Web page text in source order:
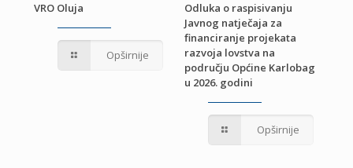
VRO Oluja
Opširnije
Odluka o raspisivanju
Javnog natječaja za
financiranje projekata
razvoja lovstva na
području Općine Karlobag
u 2026. godini
Opširnije